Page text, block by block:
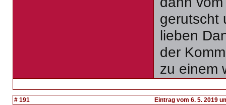
gerutscht
lieben
der
zu einem
# 191
Eintrag vom 6. 5. 2019